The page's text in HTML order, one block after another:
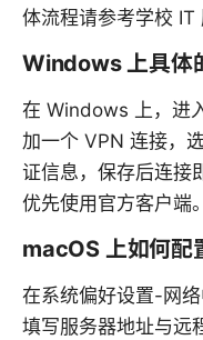
体流程请参考学校 IT
Windows 上具体
在 Windows 上，进
加一个 VPN 连接，
证信息，保存后连接
优先使用官方客户端。
macOS 上如何配
在系统偏好设置-网
填写服务器地址与远